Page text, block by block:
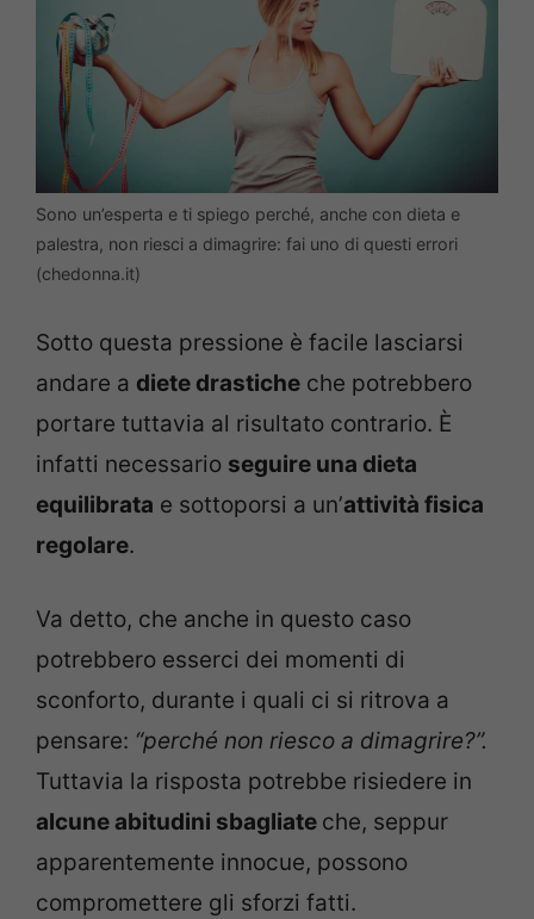
Sono un’esperta e ti spiego perché, anche con dieta e
palestra, non riesci a dimagrire: fai uno di questi errori
(chedonna.it)
Sotto questa pressione è facile lasciarsi
andare a diete drastiche che potrebbero
portare tuttavia al risultato contrario. È
infatti necessario seguire una dieta
equilibrata e sottoporsi a un’attività fisica
regolare.
Va detto, che anche in questo caso
potrebbero esserci dei momenti di
sconforto, durante i quali ci si ritrova a
pensare: “perché non riesco a dimagrire?”.
Tuttavia la risposta potrebbe risiedere in
alcune abitudini sbagliate che, seppur
apparentemente innocue, possono
compromettere gli sforzi fatti.